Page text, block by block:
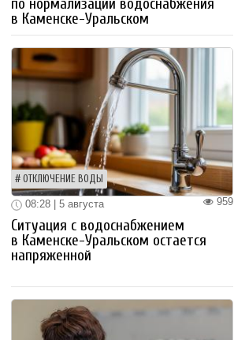
по нормализации водоснабжения
в Каменске-Уральском
ОТКЛЮЧЕНИЕ ВОДЫ
959
08:28 | 5 августа
Ситуация с водоснабжением
в Каменске-Уральском остается
напряженной